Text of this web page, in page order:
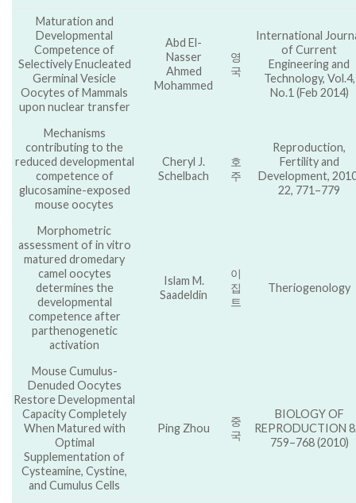
Maturation and
Developmental
Competence of
Selectively Enucleated
Germinal Vesicle
Oocytes of Mammals
upon nuclear transfer
Abd El-
Nasser
Ahmed
Mohammed
영
국
International
of Current
Engineering and
Technology, Vol.4,
No.1 (Feb 2014)
Mechanisms
contributing to the
reduced developmental
competence of
glucosamine-exposed
mouse oocytes
Cheryl J.
Schelbach
호
주
Reproduction,
Fertility and
Development,
22, 771–779
Morphometric
assessment of in vitro
matured dromedary
camel oocytes
determines the
developmental
competence after
parthenogenetic
activation
Islam M.
Saadeldin
이
집
트
Theriogenology
Mouse Cumulus-
Denuded Oocytes
Restore Developmental
Capacity Completely
When Matured with
Optimal
Supplementation of
Cysteamine, Cystine,
and Cumulus Cells
Ping Zhou
중
국
BIOLOGY OF
REPRODUCTION
759–768 (2010)